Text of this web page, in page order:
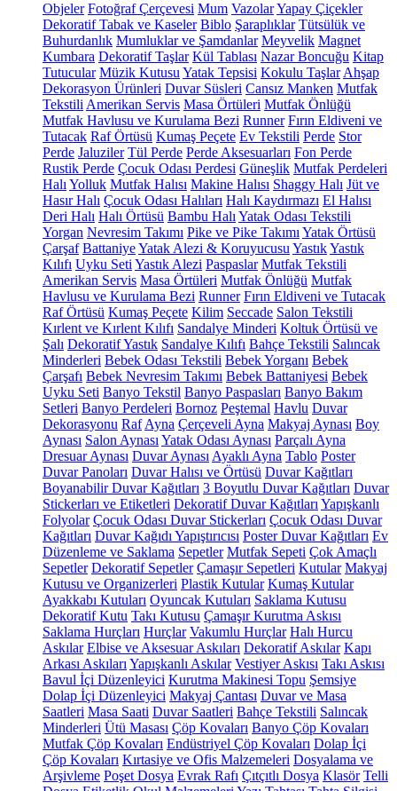
Objeler Fotoğraf Çerçevesi Mum VazolarYapay Çiçekler
Dekoratif Tabak ve Kaseler Biblo Şaraplıklar Tütsülük ve
Buhurdanlık Mumluklar ve Şamdanlar Meyvelik Magnet
Kumbara Dekoratif Taşlar Kül Tablası Nazar Boncuğu Kitap
Tutucular Müzik Kutusu Yatak Tepsisi Kokulu Taşlar Ahşap
Dekorasyon Ürünleri Duvar Süsleri Cansız Manken Mutfak
Tekstili Amerikan Servis Masa Örtüleri Mutfak Önlüğü
Mutfak Havlusu ve Kurulama Bezi Runner Fırın Eldiveni ve
Tutacak Raf Örtüsü Kumaş Peçete Ev Tekstili Perde Stor
Perde Jaluziler Tül Perde Perde Aksesuarları Fon Perde
Rustik Perde Çocuk Odası Perdesi Güneşlik Mutfak Perdeleri
Halı Yolluk Mutfak Halısı Makine Halısı Shaggy Halı Jüt ve
Hasır Halı Çocuk Odası Halıları Halı Kaydırmazı El Halısı
Deri Halı Halı Örtüsü Bambu Halı Yatak Odası Tekstili
Yorgan Nevresim Takımı Pike ve Pike Takımı Yatak Örtüsü
Çarşaf BattaniyeYatak Alezi & Koruyucusu YastıkYastık
Kılıfı Uyku Seti Yastık Alezi Paspaslar Mutfak Tekstili
Amerikan Servis Masa Örtüleri Mutfak Önlüğü Mutfak
Havlusu ve Kurulama Bezi Runner Fırın Eldiveni ve Tutacak
Raf Örtüsü Kumaş Peçete Kilim Seccade Salon Tekstili
Kırlent ve Kırlent Kılıfı Sandalye Minderi Koltuk Örtüsü ve
Şalı Dekoratif Yastık Sandalye Kılıfı Bahçe Tekstili Salıncak
Minderleri Bebek Odası Tekstili Bebek Yorganı Bebek
Çarşafı Bebek Nevresim Takımı Bebek Battaniyesi Bebek
Uyku Seti Banyo Tekstil Banyo Paspasları Banyo Bakım
Setleri Banyo Perdeleri Bornoz Peştemal Havlu Duvar
Dekorasyonu Raf Ayna Çerçeveli Ayna Makyaj Aynası Boy
Aynası Salon Aynası Yatak Odası Aynası Parçalı Ayna
Dresuar Aynası Duvar Aynası Ayaklı Ayna Tablo Poster
Duvar Panoları Duvar Halısı ve Örtüsü Duvar Kağıtları
Boyanabilir Duvar Kağıtları 3 Boyutlu Duvar Kağıtları Duvar
Stickerları ve Etiketleri Dekoratif Duvar Kağıtları Yapışkanlı
Folyolar Çocuk Odası Duvar Stickerları Çocuk Odası Duvar
Kağıtları Duvar Kağıdı Yapıştırıcısı Poster Duvar Kağıtları Ev
Düzenleme ve Saklama Sepetler Mutfak Sepeti Çok Amaçlı
Sepetler Dekoratif Sepetler Çamaşır Sepetleri Kutular Makyaj
Kutusu ve Organizerleri Plastik Kutular Kumaş Kutular
Ayakkabı Kutuları Oyuncak Kutuları Saklama Kutusu
Dekoratif Kutu Takı Kutusu Çamaşır Kurutma Askısı
Saklama Hurçları Hurçlar Vakumlu Hurçlar Halı Hurcu
Askılar Elbise ve Aksesuar Askıları Dekoratif Askılar Kapı
Arkası Askıları Yapışkanlı Askılar Vestiyer Askısı Takı Askısı
Bavul İçi Düzenleyici Kurutma Makinesi Topu Şemsiye
Dolap İçi Düzenleyici Makyaj Çantası Duvar ve Masa
Saatleri Masa Saati Duvar Saatleri Bahçe Tekstili Salıncak
Minderleri Ütü Masası Çöp Kovaları Banyo Çöp Kovaları
Mutfak Çöp Kovaları Endüstriyel Çöp Kovaları Dolap İçi
Çöp Kovaları Kırtasiye ve Ofis Malzemeleri Dosyalama ve
Arşivleme Poşet Dosya Evrak Rafı Çıtçıtlı Dosya Klasör Telli